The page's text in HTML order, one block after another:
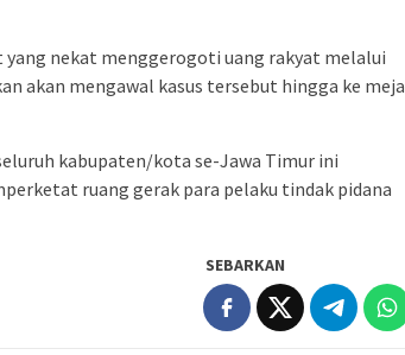
yang nekat menggerogoti uang rakyat melalui
akan mengawal kasus tersebut hingga ke meja
kabupaten/kota se-Jawa Timur ini
ruang gerak para pelaku tindak pidana
SEBARKAN